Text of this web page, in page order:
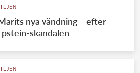
nya vändning – efter
skandalen